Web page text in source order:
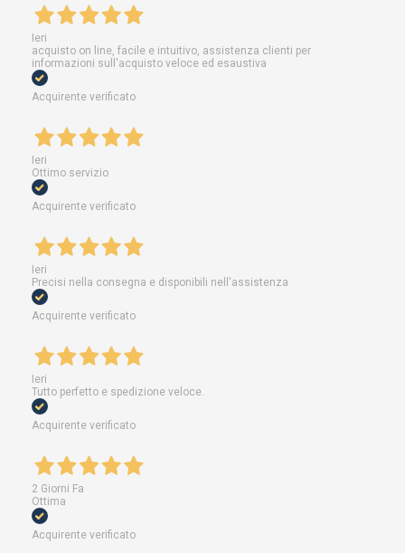
Ieri
acquisto on line, facile e intuitivo, assistenza clienti per
informazioni sull'acquisto veloce ed esaustiva
Acquirente verificato
Ieri
Ottimo servizio
Acquirente verificato
Ieri
Precisi nella consegna e disponibili nell'assistenza
Acquirente verificato
Ieri
Tutto perfetto e spedizione veloce.
Acquirente verificato
2 Giorni Fa
Ottima
Acquirente verificato